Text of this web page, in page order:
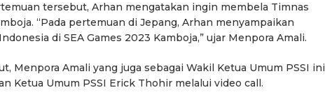
tersebut, Arhan mengatakan ingin membela Timnas
“Pada pertemuan di Jepang, Arhan menyampaikan
di SEA Games 2023 Kamboja,” ujar Menpora Amali.
Menpora Amali yang juga sebagai Wakil Ketua Umum PSSI ini
Ketua Umum PSSI Erick Thohir melalui video call.